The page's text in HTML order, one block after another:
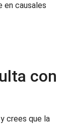
en causales
con
crees que la